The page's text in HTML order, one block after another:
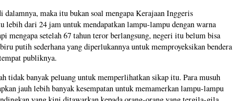
dalamnya, maka itu bukan soal mengapa Kerajaan Inggeris
lebih dari 24 jam untuk mendapatkan lampu-lampu dengan warna
mengapa setelah 67 tahun teror berlangsung, negeri itu belum bisa
putih sederhana yang diperlukannya untuk memproyeksikan bendera
publiknya.
tidak banyak peluang untuk memperlihatkan sikap itu. Para musuh
jauh lebih banyak kesempatan untuk memamerkan lampu-lampu